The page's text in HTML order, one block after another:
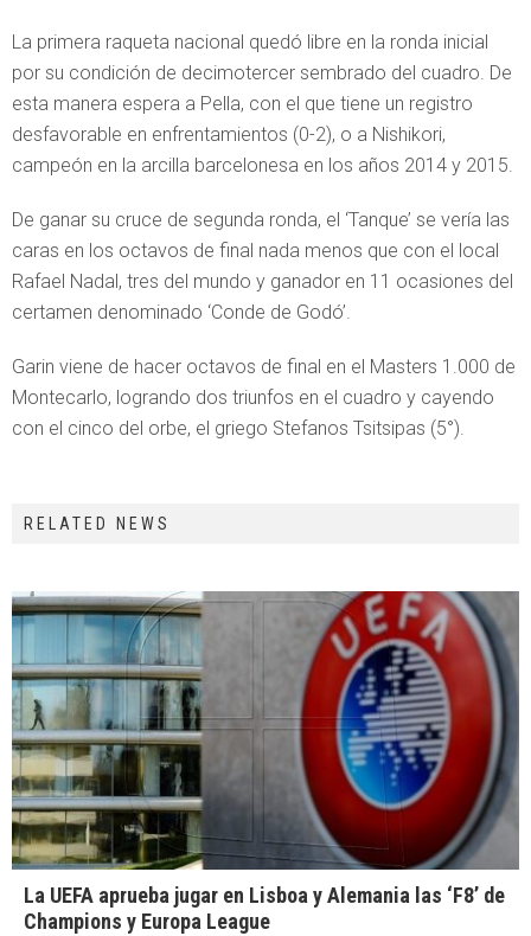
La primera raqueta nacional quedó libre en la ronda inicial
por su condición de decimotercer sembrado del cuadro. De
esta manera espera a Pella, con el que tiene un registro
desfavorable en enfrentamientos (0-2), o a Nishikori,
campeón en la arcilla barcelonesa en los años 2014 y 2015.
De ganar su cruce de segunda ronda, el ‘Tanque’ se vería las
caras en los octavos de final nada menos que con el local
Rafael Nadal, tres del mundo y ganador en 11 ocasiones del
certamen denominado ‘Conde de Godó’.
Garin viene de hacer octavos de final en el Masters 1.000 de
Montecarlo, logrando dos triunfos en el cuadro y cayendo
con el cinco del orbe, el griego Stefanos Tsitsipas (5°).
RELATED NEWS
La UEFA aprueba jugar en Lisboa y Alemania las ‘F8’ de
Champions y Europa League